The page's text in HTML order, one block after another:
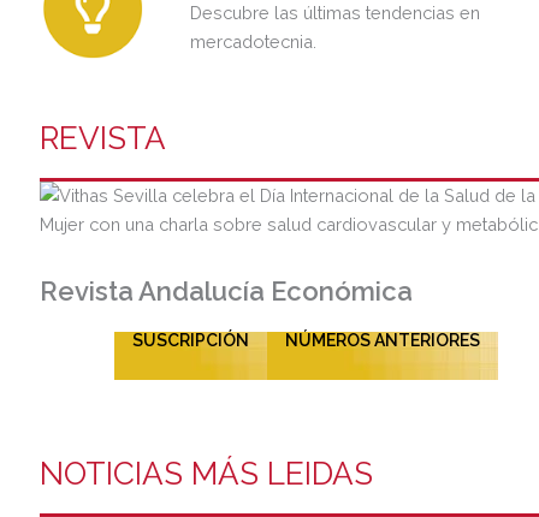
Descubre las últimas tendencias en
mercadotecnia.
REVISTA
Revista Andalucía Económica
SUSCRIPCIÓN NÚMEROS ANTERIORES
NOTICIAS MÁS LEIDAS